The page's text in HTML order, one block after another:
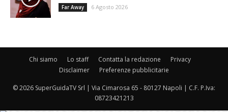
Far Away 6 Agosto 2026
Chi siamo Lo staff Contatta la redazione
Privacy
Disclaimer
Preferenze pubblicitarie
© 2026 SuperGuidaTV Srl | Via Cimarosa 65 - 80127 Napoli | C.F. P.Iva:
08723421213